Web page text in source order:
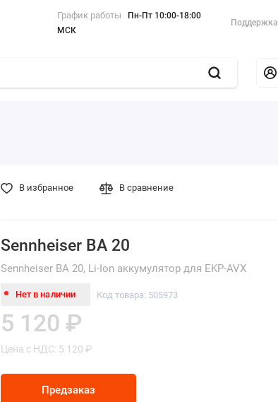
График работы
Пн-Пт 10:00-18:00
МСК
Поддержка
Sennheiser BA 20
Sennheiser BA 20, Li-Ion аккумулятор для EKP-AVX
Нет в наличии Код товара: 505973
5 120 ₽
Цена с НДС: 5 120 ₽
Предзаказ
В избранное В сравнение